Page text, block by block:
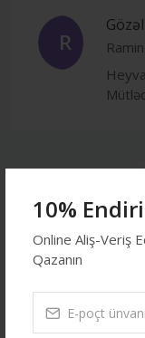
10%
Online Aliş-Veriş
Qazanın
R
Gözəl
Ramin
5 ulduz- 3
4 ulduz- 2